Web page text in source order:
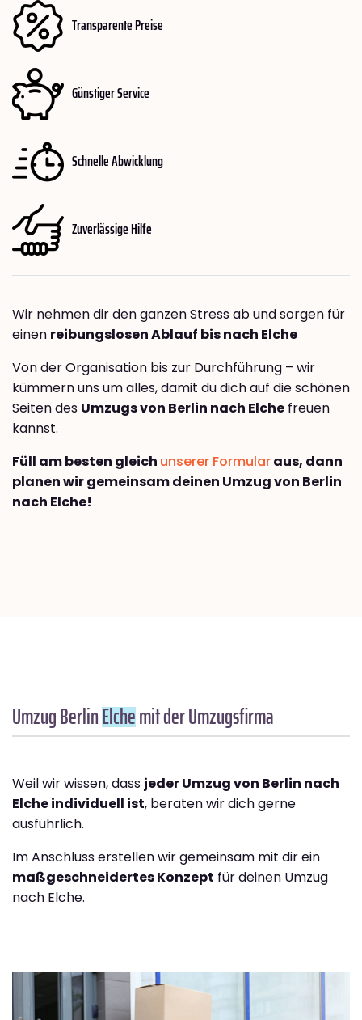
Transparente Preise
Günstiger Service
Schnelle Abwicklung
Zuverlässige Hilfe
Wir nehmen dir den ganzen Stress ab und sorgen für
einen reibungslosen Ablauf bis nach Elche
Von der Organisation bis zur Durchführung – wir
kümmern uns um alles, damit du dich auf die schönen
Seiten des Umzugs von Berlin nach Elche freuen
kannst.
Füll am besten gleich unserer Formularaus, dann
planen wir gemeinsam deinen Umzug von Berlin
nach Elche!
Umzug BerlinElchemit der Umzugsfirma
Weil wir wissen, dass jeder Umzug von Berlin nach
Elche individuell ist, beraten wir dich gerne
ausführlich.
Im Anschluss erstellen wir gemeinsam mit dir ein
maßgeschneidertes Konzept für deinen Umzug
nach Elche.